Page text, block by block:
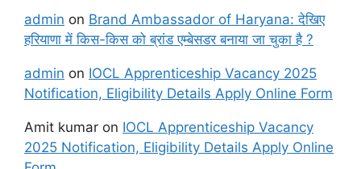
admin on Brand Ambassador of Haryana: देखिए
हरियाणा में किस-किस को ब्रांड एम्बेसडर बनाया जा चुका है ?
admin on IOCL Apprenticeship Vacancy 2025
Notification, Eligibility Details Apply Online Form
Amit kumar on IOCL Apprenticeship Vacancy
2025 Notification, Eligibility Details Apply Online